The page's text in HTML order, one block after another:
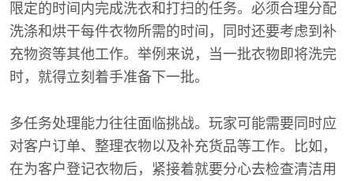
限定的时间内完成洗衣和打扫的任务。必须合理分配
洗涤和烘干每件衣物所需的时间，同时还要考虑到补
充物资等其他工作。举例来说，当一批衣物即将洗完
时，就得立刻着手准备下一批。
多任务处理能力往往面临挑战。玩家可能需要同时应
对客户订单、整理衣物以及补充货品等工作。比如，
在为客户登记衣物后，紧接着就要分心去检查清洁用